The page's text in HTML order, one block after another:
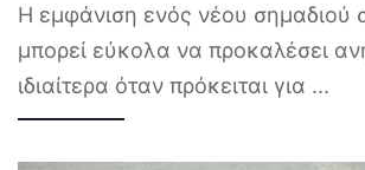
Η εμφάνιση ενός νέου σημαδιού
μπορεί εύκολα να προκαλέσει
ιδιαίτερα όταν πρόκειται για ...